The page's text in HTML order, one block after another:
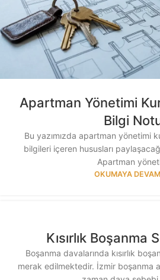
Apartman Yönetimi
Bilgi
Bu yazımızda apartman yönetimi
bilgileri içeren hususları
Apartman
OKUMAYA
Kısırlık Boşanma
Boşanma davalarında kısırlık
merak edilmektedir. İzmir boşanma